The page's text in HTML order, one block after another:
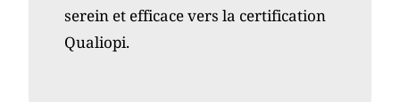
serein et efficace vers la certification
Qualiopi.